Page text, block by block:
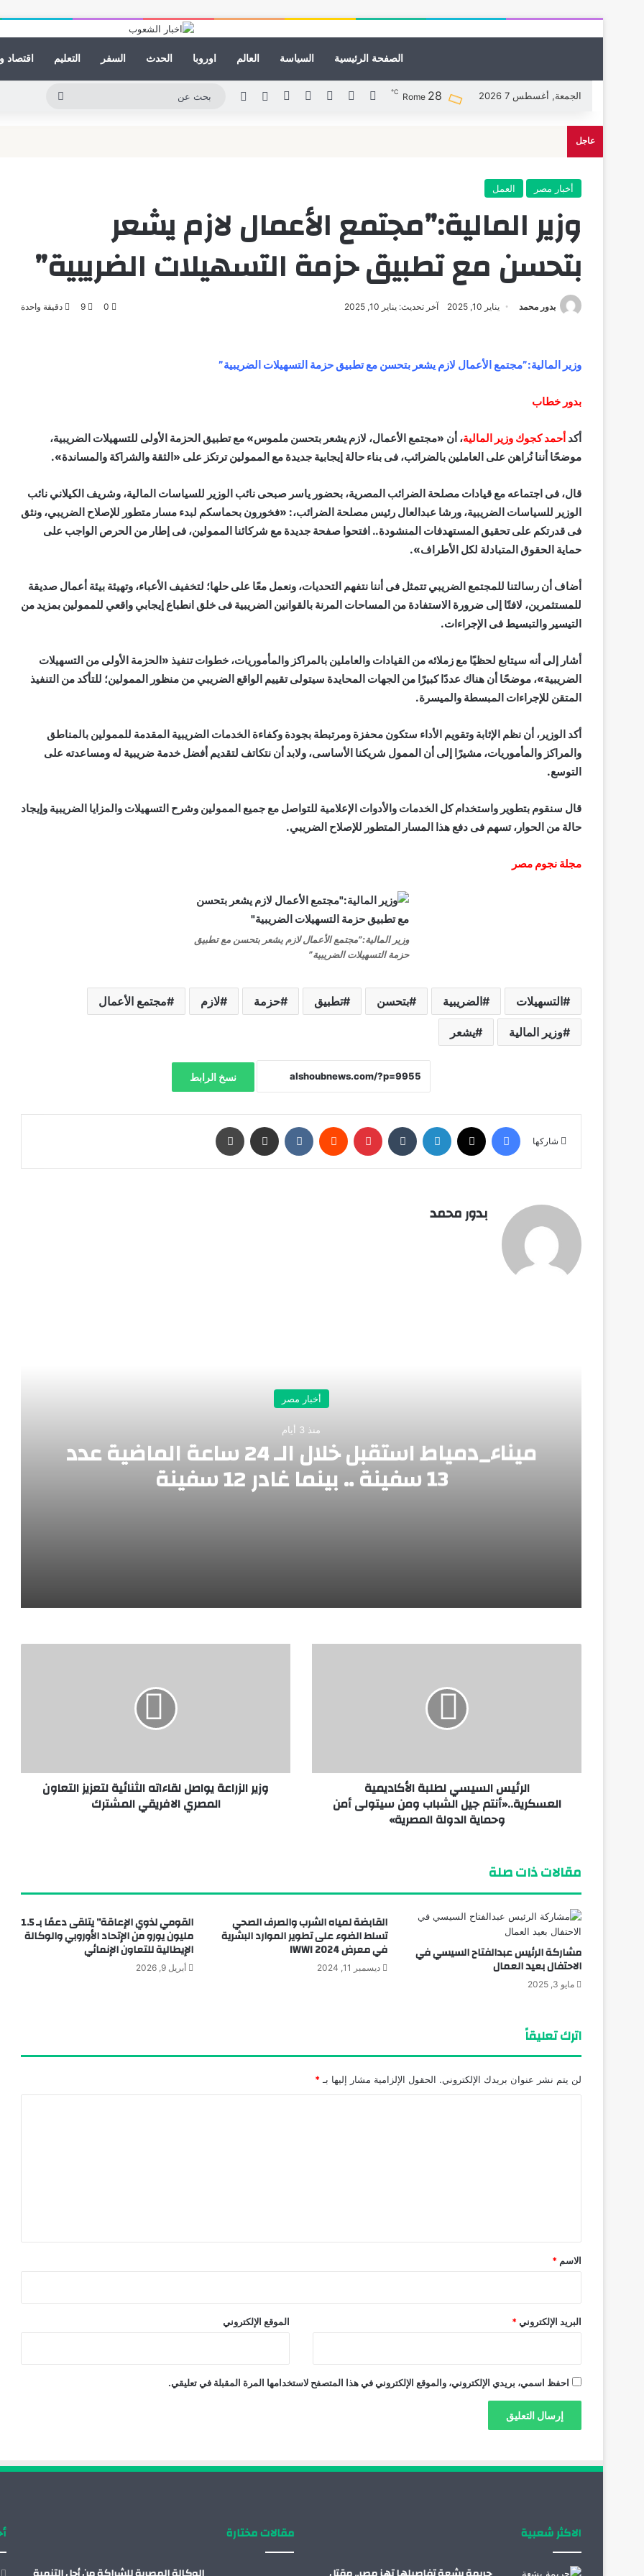
الصفحة الرئيسية السياسة العالم اوروبا الحدث السفر التعليم اقتصاد
الجمعة, أغسطس 7 2026 Rome 28
℃ فيسبوك لينكدإنيوتيوب انستقراممقال عشوائي
الوضع المظلم
عاجل
أخبار مصر العمل
وزير المالية:”مجتمع الأعمال لازم يشعر
بتحسن مع تطبيق حزمة التسهيلات الضريبية”
بدور محمد يناير 10, 2025 آخر تحديث: يناير 10, 2025 0
9 دقيقة واحدة
وزير المالية:”مجتمع الأعمال لازم يشعر بتحسن مع تطبيق حزمة التسهيلات الضريبية”
بدور خطاب
أكد أحمد كجوك وزير المالية، أن «مجتمع الأعمال، لازم يشعر بتحسن ملموس» مع تطبيق الحزمة الأولى للتسهيلات الضريبية،
موضحًا أننا نُراهن على العاملين بالضرائب، فى بناء حالة إيجابية جديدة مع الممولين ترتكز على «الثقة والشراكة والمساندة».
قال، فى اجتماعه مع قيادات مصلحة الضرائب المصرية، بحضور ياسر صبحى نائب الوزير للسياسات المالية، وشريف الكيلاني نائب
الوزير للسياسات الضريبية، ورشا عبدالعال رئيس مصلحة الضرائب،: «فخورون بحماسكم لبدء مسار متطور للإصلاح الضريبي، ونثق
فى قدرتكم على تحقيق المستهدفات المنشودة.. افتحوا صفحة جديدة مع شركائنا الممولين، فى إطار من الحرص الواجب على
حماية الحقوق المتبادلة لكل الأطراف».
أضاف أن رسالتنا للمجتمع الضريبي تتمثل فى أننا نتفهم التحديات، ونعمل معًا على حلها؛ لتخفيف الأعباء، وتهيئة بيئة أعمال صديقة
للمستثمرين، لافتًا إلى ضرورة الاستفادة من المساحات المرنة بالقوانين الضريبية فى خلق انطباع إيجابي واقعي للممولين بمزيد من
التيسير والتبسيط فى الإجراءات.
أشار إلى أنه سيتابع لحظيًا مع زملائه من القيادات والعاملين بالمراكز والمأموريات، خطوات تنفيذ «الحزمة الأولى من التسهيلات
الضريبية»، موضحًا أن هناك عددًا كبيرًا من الجهات المحايدة سيتولى تقييم الواقع الضريبي من منظور الممولين؛ للتأكد من التنفيذ
المتقن للإجراءات المبسطة والميسرة.
أكد الوزير، أن نظم الإثابة وتقويم الأداء ستكون محفزة ومرتبطة بجودة وكفاءة الخدمات الضريبية المقدمة للممولين بالمناطق
والمراكز والمأموريات، مشيرًا إلى أن الممول شريكنا الأساسى، ولابد أن نتكاتف لتقديم أفضل خدمة ضريبية له ومساعدته على
التوسع.
قال سنقوم بتطوير واستخدام كل الخدمات والأدوات الإعلامية للتواصل مع جميع الممولين وشرح التسهيلات والمزايا الضريبية وإيجاد
حالة من الحوار، تسهم فى دفع هذا المسار المتطور للإصلاح الضريبي.
مجلة نجوم مصر
وزير المالية:”مجتمع الأعمال لازم يشعر بتحسن مع تطبيق
حزمة التسهيلات الضريبية”
التسهيلات الضريبية بتحسن تطبيق حزمة لازم مجتمع الأعمال
وزير المالية يشعر
نسخ الرابط
شاركها
بدور محمد
أخبار مصر
منذ 3 أيام
ميناء_دمياط استقبل خلال الـ 24 ساعة الماضية عدد
13 سفينة .. بينما غادر 12 سفينة
منذ أسبوع واحد
الكشف عن شواهد قبور وتوابيت وتمائم بمنطقة تل الدير بمحافظة دمياط
الرئيس السيسي لطلبة الأكاديمية
العسكرية..«أنتم جيل الشباب ومن سيتولى أمن
وحماية الدولة المصرية»
وزير الزراعة يواصل لقاءاته الثنائية لتعزيز التعاون
المصري الافريقي المشترك
مقالات ذات صلة
مشاركة الرئيس عبدالفتاح السيسي في
الاحتفال بعيد العمال
مايو 3, 2025
القابضة لمياه الشرب والصرف الصحي
تسلط الضوء على تطوير الموارد البشرية
في معرض IWWI 2024
ديسمبر 11, 2024
القومي لذوي الإعاقة” يتلقى دعمًا بـ 1.5
مليون يورو من الإتحاد الأوروبي والوكالة
الإيطالية للتعاون الإنمائي
أبريل 9, 2026
اترك تعليقاً
لن يتم نشر عنوان بريدك الإلكتروني. الحقول الإلزامية مشار إليها بـ *
*
الاسم *
البريد الإلكتروني * الموقع الإلكتروني
احفظ اسمي، بريدي الإلكتروني، والموقع الإلكتروني في هذا المتصفح لاستخدامها المرة المقبلة في تعليقي.
الاكثر شعبية مقالات مختارة